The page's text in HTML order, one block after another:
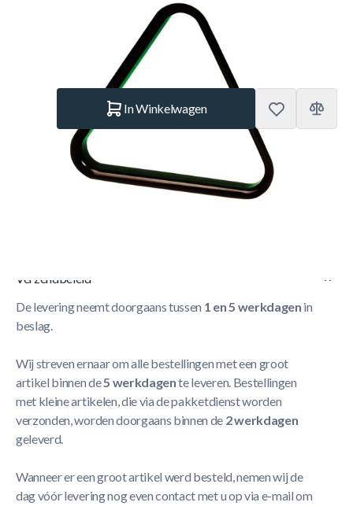
Merk: Buffalo
In Winkelwagen
Korte Beschrijving
Verzendbeleid
De levering neemt doorgaans tussen 1 en 5 werkdagen in
beslag.
Wij streven ernaar om alle bestellingen met een groot
artikel binnen de5 werkdagente leveren. Bestellingen
met kleine artikelen, die via de pakketdienst worden
verzonden, worden doorgaans binnen de 2 werkdagen
geleverd.
Wanneer er een groot artikel werd besteld, nemen wij de
dag vóór levering nog even contact met u op via e-mail om